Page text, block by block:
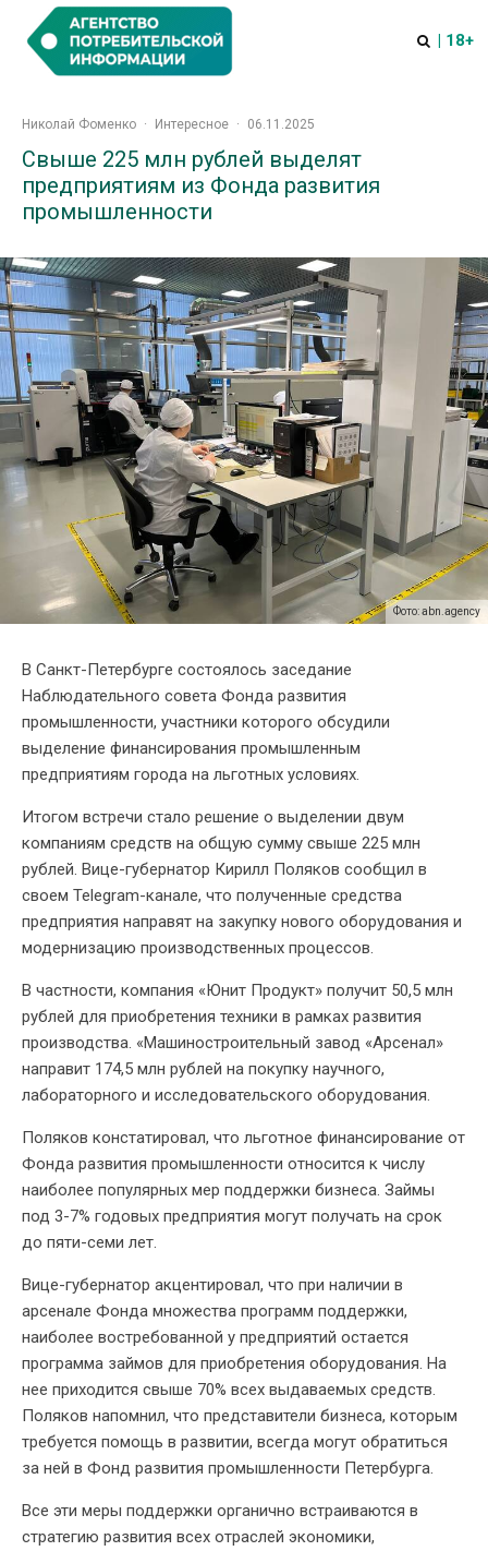
| 18+
Николай Фоменко · Интересное · 06.11.2025
Свыше 225 млн рублей выделят
предприятиям из Фонда развития
промышленности
Фото: abn.agency
В Санкт-Петербурге состоялось заседание
Наблюдательного совета Фонда развития
промышленности, участники которого обсудили
выделение финансирования промышленным
предприятиям города на льготных условиях.
Итогом встречи стало решение о выделении двум
компаниям средств на общую сумму свыше 225 млн
рублей. Вице-губернатор Кирилл Поляков сообщил в
своем Telegram-канале, что полученные средства
предприятия направят на закупку нового оборудования и
модернизацию производственных процессов.
В частности, компания «Юнит Продукт» получит 50,5 млн
рублей для приобретения техники в рамках развития
производства. «Машиностроительный завод «Арсенал»
направит 174,5 млн рублей на покупку научного,
лабораторного и исследовательского оборудования.
Поляков констатировал, что льготное финансирование от
Фонда развития промышленности относится к числу
наиболее популярных мер поддержки бизнеса. Займы
под 3-7% годовых предприятия могут получать на срок
до пяти-семи лет.
Вице-губернатор акцентировал, что при наличии в
арсенале Фонда множества программ поддержки,
наиболее востребованной у предприятий остается
программа займов для приобретения оборудования. На
нее приходится свыше 70% всех выдаваемых средств.
Поляков напомнил, что представители бизнеса, которым
требуется помощь в развитии, всегда могут обратиться
за ней в Фонд развития промышленности Петербурга.
Все эти меры поддержки органично встраиваются в
стратегию развития всех отраслей экономики,